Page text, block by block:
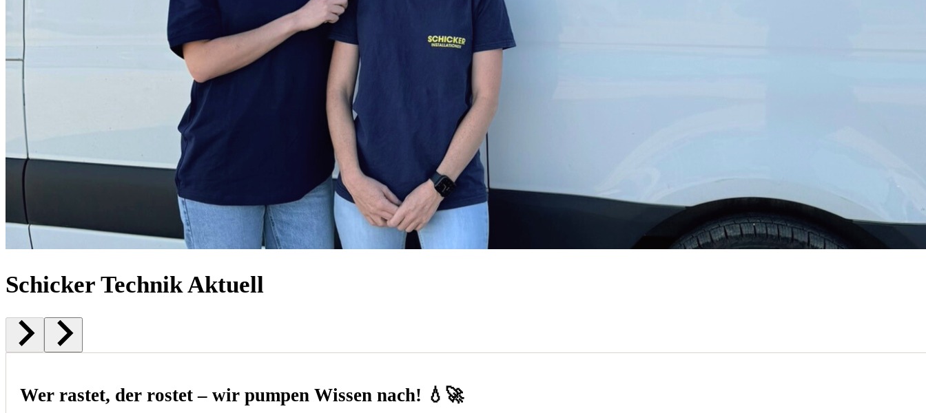
Schicker Technik Aktuell
Wer rastet, der rostet – wir pumpen Wissen nach! 💧🚀